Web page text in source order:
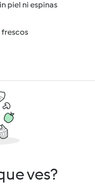
piel ni espinas
frescos
ves?